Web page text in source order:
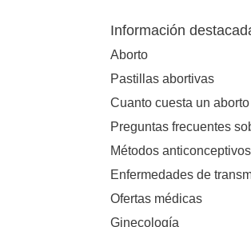
Información
Aborto
Pastillas abortivas
Cuanto cuesta un aborto
Preguntas frecuentes
Métodos anticonceptivos
Enfermedades de
Ofertas médicas
Ginecología